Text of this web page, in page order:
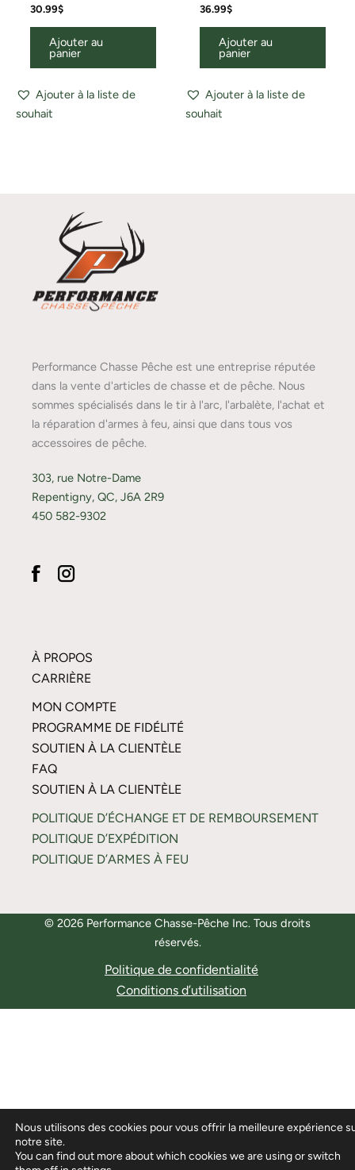
30.99$
Ajouter au
panier
Ajouter à la liste de
souhait
36.99$
Ajouter au
panier
Ajouter à la liste de
souhait
Performance Chasse Pêche est une entreprise réputée
dans la vente d'articles de chasse et de pêche. Nous
sommes spécialisés dans le tir à l'arc, l'arbalète, l'achat et
la réparation d'armes à feu, ainsi que dans tous vos
accessoires de pêche.
303, rue Notre-Dame
Repentigny, QC, J6A 2R9
450 582-9302
À PROPOS
CARRIÈRE
MON COMPTE
PROGRAMME DE FIDÉLITÉ
SOUTIEN À LA CLIENTÈLE
FAQ
SOUTIEN À LA CLIENTÈLE
POLITIQUE D’ÉCHANGE ET DE REMBOURSEMENT
POLITIQUE D’EXPÉDITION
POLITIQUE D’ARMES À FEU
© 2026 Performance Chasse-Pêche Inc. Tous droits
réservés.
Politique de confidentialité
Conditions d’utilisation
Nous utilisons des cookies pour vous offrir la meilleure expérience
notre site.
You can find out more about which cookies we are using or switch